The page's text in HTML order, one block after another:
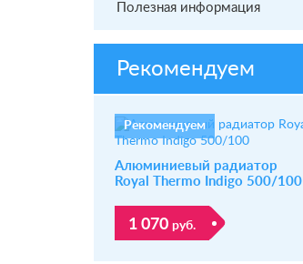
Полезная информация
Рекомендуем
Рекомендуем
Алюминиевый радиатор
Royal Thermo Indigo 500/100
1 070 руб.